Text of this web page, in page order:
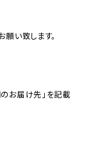
お届け先」を記載